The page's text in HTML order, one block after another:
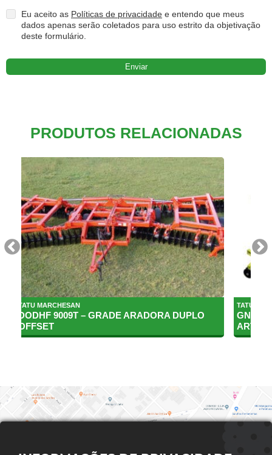
Eu aceito as Políticas de privacidade e entendo que meus
dados apenas serão coletados para uso estrito da objetivação
deste formulário.
PRODUTOS RELACIONADAS
TATU MARCHESAN
DODHF 9009T – GRADE ARADORA DUPLO
OFFSET
TATU